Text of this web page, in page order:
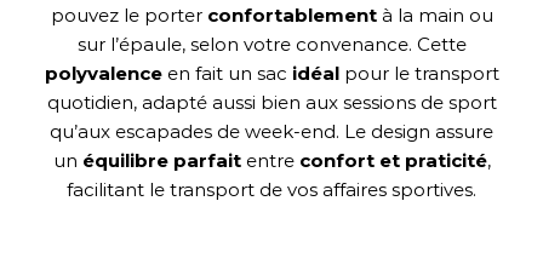
pouvez le porter confortablementà la main ou
sur l’épaule, selon votre convenance. Cette
polyvalenceen fait un sac idéalpour le transport
quotidien, adapté aussi bien aux sessions de sport
qu’aux escapades de week-end. Le design assure
un équilibre parfaitentre confort et praticité,
facilitant le transport de vos affaires sportives.